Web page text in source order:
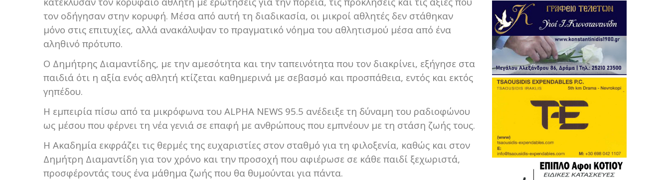
τον οδήγησαν στην κορυφή. Μέσα από αυτή τη διαδικασία, οι μικροί αθλητές δεν στάθηκαν
μόνο στις επιτυχίες, αλλά ανακάλυψαν το πραγματικό νόημα του αθλητισμού μέσα από ένα
αληθινό πρότυπο.
Ο Δημήτρης Διαμαντίδης, με την αμεσότητα και την ταπεινότητα που τον διακρίνει, εξήγησε στα
παιδιά ότι η αξία ενός αθλητή κτίζεται καθημερινά με σεβασμό και προσπάθεια, εντός και εκτός
γηπέδου.
Η εμπειρία πίσω από τα μικρόφωνα του ALPHA NEWS 95.5 ανέδειξε τη δύναμη του ραδιοφώνου
ως μέσου που φέρνει τη νέα γενιά σε επαφή με ανθρώπους που εμπνέουν με τη στάση ζωής τους.
Η Ακαδημία εκφράζει τις θερμές της ευχαριστίες στον σταθμό για τη φιλοξενία, καθώς και στον
Δημήτρη Διαμαντίδη για τον χρόνο και την προσοχή που αφιέρωσε σε κάθε παιδί ξεχωριστά,
προσφέροντάς τους ένα μάθημα ζωής που θα θυμούνται για πάντα.